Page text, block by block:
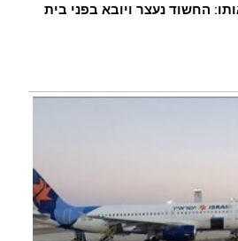
החשוד נעצר ויובא בפני בית